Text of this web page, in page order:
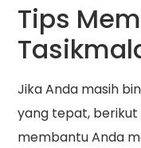
Tips
Jika Anda masih
yang tepat,
membantu Anda